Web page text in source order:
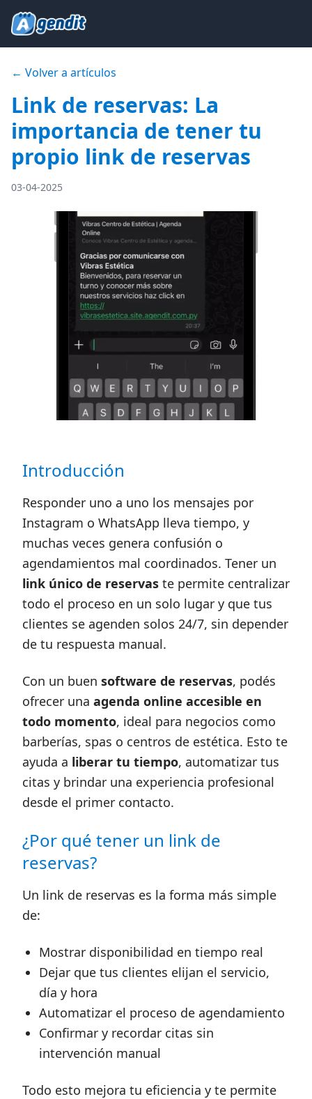
← Volver a artículos
Link de reservas: La
importancia de tener tu
propio link de reservas
03-04-2025
Introducción
Responder uno a uno los mensajes por
Instagram o WhatsApp lleva tiempo, y
muchas veces genera confusión o
agendamientos mal coordinados. Tener un
link único de reservas te permite centralizar
todo el proceso en un solo lugar y que tus
clientes se agenden solos 24/7, sin depender
de tu respuesta manual.
Con un buen software de reservas, podés
ofrecer una agenda online accesible en
todo momento, ideal para negocios como
barberías, spas o centros de estética. Esto te
ayuda a liberar tu tiempo, automatizar tus
citas y brindar una experiencia profesional
desde el primer contacto.
¿Por qué tener un link de
reservas?
Un link de reservas es la forma más simple
de:
Mostrar disponibilidad en tiempo real
Dejar que tus clientes elijan el servicio,
día y hora
Automatizar el proceso de agendamiento
Confirmar y recordar citas sin
intervención manual
Todo esto mejora tu eficiencia y te permite